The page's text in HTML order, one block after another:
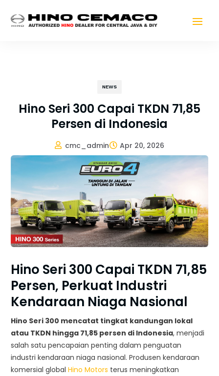
NEWS
Hino Seri 300 Capai TKDN 71,85
Persen di Indonesia
 cmc_admin Apr 20, 2026
Hino Seri 300 Capai TKDN 71,85
Persen, Perkuat Industri
Kendaraan Niaga Nasional
Hino Seri 300 mencatat tingkat kandungan lokal
atau TKDN hingga 71,85 persen di Indonesia, menjadi
salah satu pencapaian penting dalam penguatan
industri kendaraan niaga nasional. Produsen kendaraan
komersial globalHino Motors terus meningkatkan